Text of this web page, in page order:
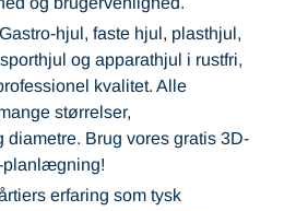
hjul, faste hjul, plasthjul,
og apparathjul i rustfri,
kvalitet. Alle
størrelser,
diametre. Brug vores gratis 3D-
planlægning!
erfaring som tysk